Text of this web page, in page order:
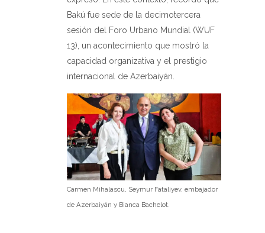
Bakú fue sede de la decimotercera
sesión del Foro Urbano Mundial (WUF
13), un acontecimiento que mostró la
capacidad organizativa y el prestigio
internacional de Azerbaiyán.
Carmen Mihalascu, Seymur Fataliyev, embajador
de Azerbaiyán y Bianca Bachelot.